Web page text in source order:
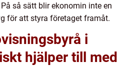
så sätt blir ekonomin inte en
för att styra företaget framåt.
i
hjälper till med